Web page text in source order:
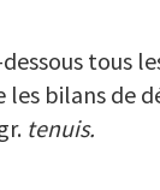
tous
les bilans de
tenuis.